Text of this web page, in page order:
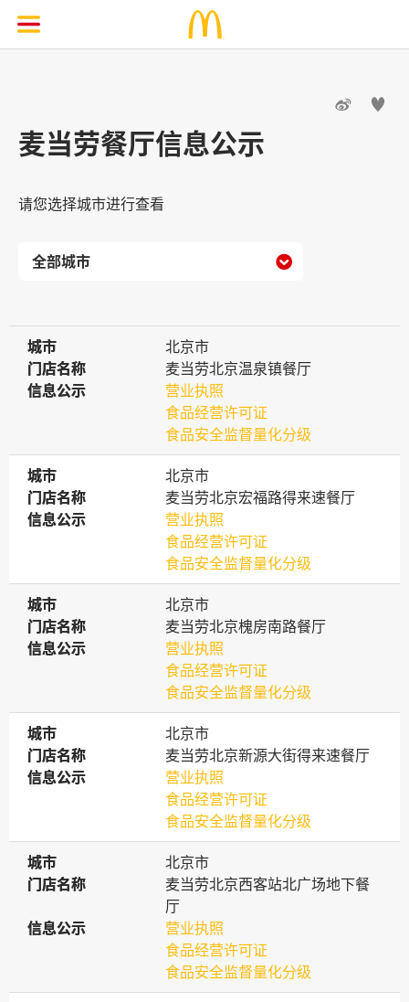
 
麦当劳餐厅信息公示
请您选择城市进行查看

城市
城市
北京市
门店名称
门店名称
麦当劳北京温泉镇餐厅
信息公示
信息公示
营业执照
食品经营许可证
食品安全监督量化分级
城市
城市
北京市
门店名称
门店名称
麦当劳北京宏福路得来速餐厅
信息公示
信息公示
营业执照
食品经营许可证
食品安全监督量化分级
城市
城市
北京市
门店名称
门店名称
麦当劳北京槐房南路餐厅
信息公示
信息公示
营业执照
食品经营许可证
食品安全监督量化分级
城市
城市
北京市
门店名称
门店名称
麦当劳北京新源大街得来速餐厅
信息公示
信息公示
营业执照
食品经营许可证
食品安全监督量化分级
城市
城市
北京市
门店名称
门店名称
麦当劳北京西客站北广场地下餐
厅
信息公示
信息公示
营业执照
食品经营许可证
食品安全监督量化分级